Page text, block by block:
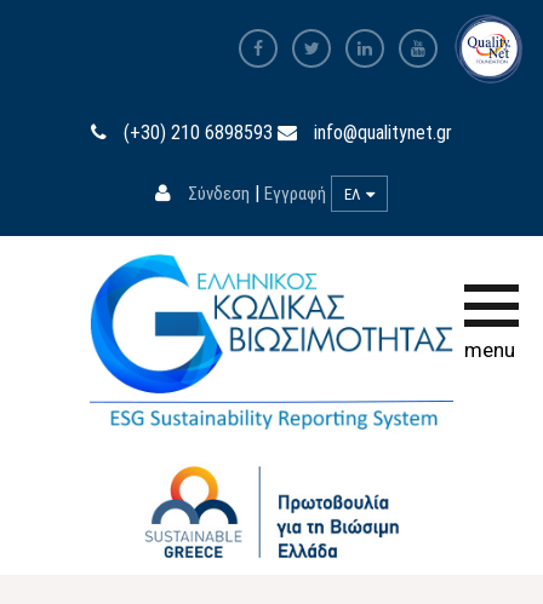
Αρχική σελίδα
Ο Κώδικας
Εκπαίδευση
Βάση Δεδομένων
(+30) 210 6898593 info@qualitynet.gr
Σύνδεση Εγγραφή ΕΛ
menu